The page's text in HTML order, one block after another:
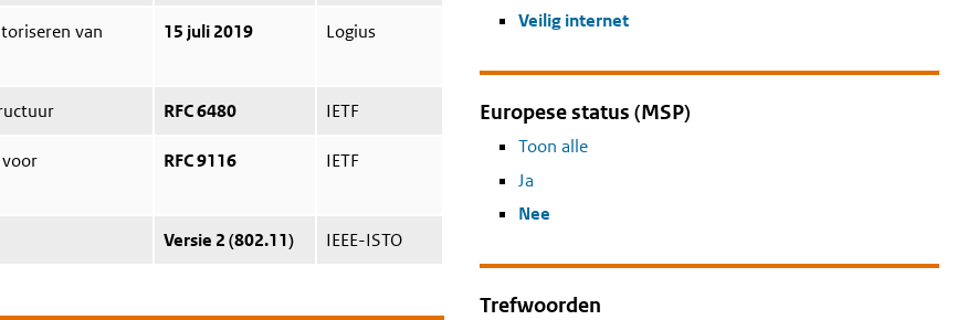
van
15 juli 2019 Logius
RFC 6480 IETF
RFC 9116 IETF
Versie 2 (802.11) IEEE-ISTO
Veilig internet
Europese status (MSP)
Toon alle
Ja
Nee
Trefwoorden